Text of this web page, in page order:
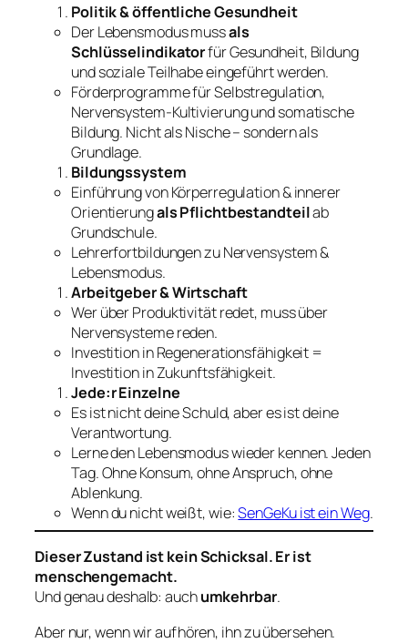
Politik & öffentliche Gesundheit
Der Lebensmodus mussals
Schlüsselindikatorfür Gesundheit, Bildung
und soziale Teilhabe eingeführt werden.
Förderprogramme für Selbstregulation,
Nervensystem-Kultivierung und somatische
Bildung. Nicht als Nische – sondern als
Grundlage.
Bildungssystem
Einführung von Körperregulation & innerer
Orientierungals Pflichtbestandteilab
Grundschule.
Lehrerfortbildungen zu Nervensystem &
Lebensmodus.
Arbeitgeber & Wirtschaft
Wer über Produktivität redet, muss über
Nervensysteme reden.
Investition in Regenerationsfähigkeit =
Investition in Zukunftsfähigkeit.
Jede:r Einzelne
Es ist nicht deine Schuld, aber es ist deine
Verantwortung.
Lerne den Lebensmodus wieder kennen. Jeden
Tag. Ohne Konsum, ohne Anspruch, ohne
Ablenkung.
Wenn du nicht weißt, wie:SenGeKu ist ein Weg.
Dieser Zustand ist kein Schicksal. Er ist
menschengemacht.
Und genau deshalb: auchumkehrbar.
Aber nur, wenn wir aufhören, ihn zu übersehen.